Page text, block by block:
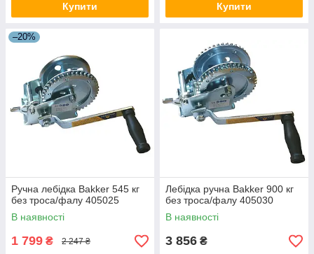
Купити Купити
–20%
Ручна лебідка Bakker 545 кг
без троса/фалу 405025
В наявності
1 799 ₴ 2 247 ₴
Лебідка ручна Bakker 900 кг
без троса/фалу 405030
В наявності
3 856 ₴